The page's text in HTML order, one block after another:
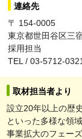
連絡先
〒 154-0005
東京都世田谷区三
採用担当
TEL / 03-5712-0321
取材担当者より
設立20年以上の歴
といった多様な領
事業拡大のフェー